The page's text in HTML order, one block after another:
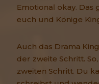
Emotional okay.
euch und Könige
Auch das Drama
der zweite Schritt.
zweiten Schritt. Du